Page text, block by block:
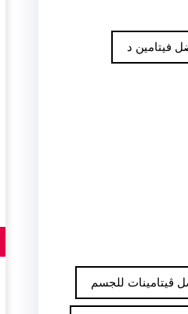
فيتامين د
ڤيتامينات للجسم